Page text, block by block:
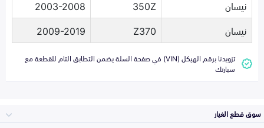
نيسان
350Z
2003-2008
نيسان
Z370
2009-2019
تزويدنا برقم الهيكل (VIN) في صفحة السلة يضمن التطابق التام للقطعة مع
سيارتك
سوق قطع الغيار